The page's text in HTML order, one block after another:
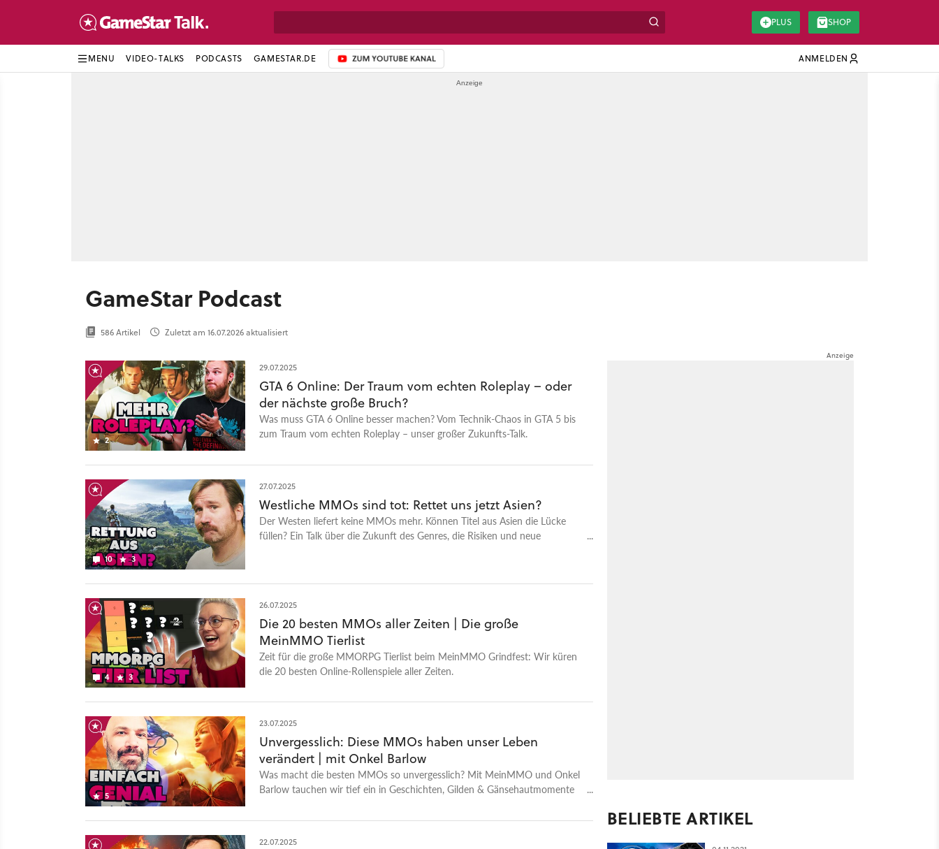
PLUS SHOP
MENU VIDEO-TALKS PODCASTS GAMESTAR.DE ZUM YOUTUBE-KANAL ANMELDEN
GameStar Podcast
586 Artikel Zuletzt am 16.07.2026 aktualisiert
2
29.07.2025
GTA 6 Online: Der Traum vom echten Roleplay – oder
der nächste große Bruch?
Was muss GTA 6 Online besser machen? Vom Technik-Chaos in GTA 5 bis
zum Traum vom echten Roleplay – unser großer Zukunfts-Talk.
10 3
27.07.2025
Westliche MMOs sind tot: Rettet uns jetzt Asien?
Der Westen liefert keine MMOs mehr. Können Titel aus Asien die Lücke
füllen? Ein Talk über die Zukunft des Genres, die Risiken und neue
4 3
26.07.2025
Die 20 besten MMOs aller Zeiten | Die große
MeinMMO Tierlist
Zeit für die große MMORPG Tierlist beim MeinMMO Grindfest: Wir küren
die 20 besten Online-Rollenspiele aller Zeiten.
5
23.07.2025
Unvergesslich: Diese MMOs haben unser Leben
verändert | mit Onkel Barlow
Was macht die besten MMOs so unvergesslich? Mit MeinMMO und Onkel
Barlow tauchen wir tief ein in Geschichten, Gilden & Gänsehautmomente
22.07.2025
BELIEBTE ARTIKEL